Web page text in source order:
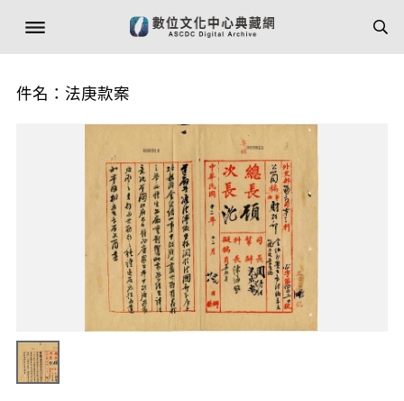
件名：法庚款案